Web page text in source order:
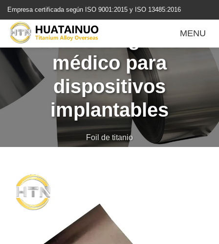
转
容
Empresa certificada según ISO 9001:2015 y ISO 13485:2016
MENU
ASTM F67 lámina de
titanio de grado
médico para
dispositivos
implantables
Foil de titanio